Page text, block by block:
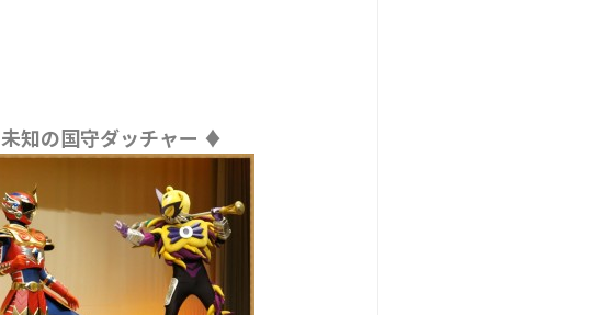
未知の国守ダッチャー ♦